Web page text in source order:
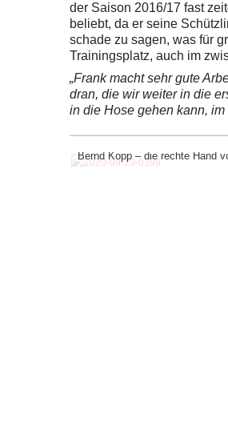
der Saison 2016/17 fast
beliebt, da er seine
schade zu sagen, was für
Trainingsplatz, auch im
„Frank macht sehr gute
dran, die wir weiter in die
in die Hose gehen kann,
Bernd Kopp – die rechte Hand